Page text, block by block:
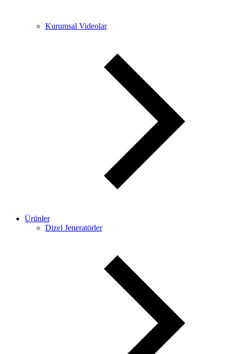
Kurumsal Videolar
Ürünler
Dizel Jeneratörler